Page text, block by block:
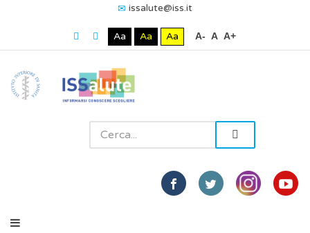
issalute@iss.it
Aa Aa Aa A- A A+